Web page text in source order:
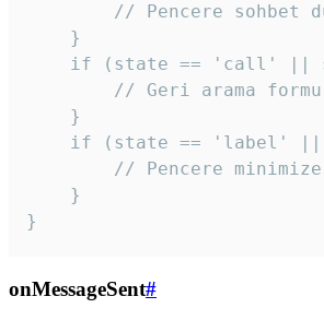
// Pencere sohbet
    }
if (state == 'call' ||
// Geri arama
    }
if (state == 'label'
// Pencere
    }
}
onMessageSent#